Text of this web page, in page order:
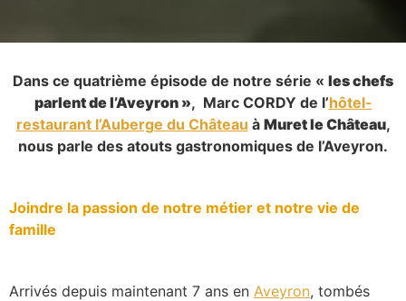
Dans ce quatrième épisode de notre série « les chefs
parlent de l’Aveyron », Marc CORDY de l’hôtel-
restaurant l’Auberge du Château à Muret le Château,
nous parle des atouts gastronomiques de l’Aveyron.
Joindre la passion de notre métier et notre vie de
famille
Arrivés depuis maintenant 7 ans en Aveyron, tombés